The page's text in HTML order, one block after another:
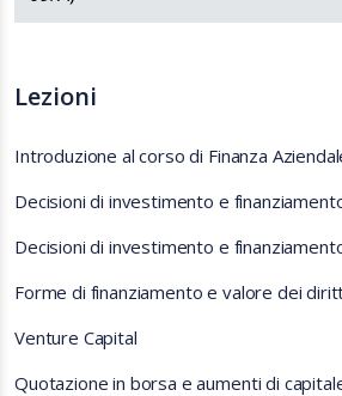
Lezioni
Introduzione al corso di Finanza
Decisioni di investimento e
Decisioni di investimento e
Forme di finanziamento e valore dei
Venture Capital
Quotazione in borsa e aumenti di